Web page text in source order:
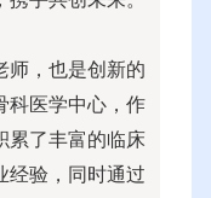
师，也是创新的
科医学中心，作
累了丰富的临床
经验，同时通过